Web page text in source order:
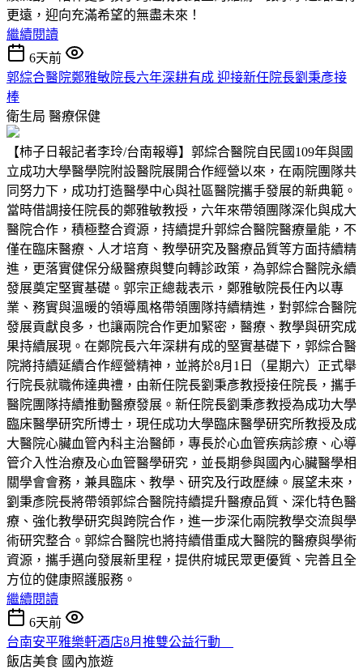
更遠，迎向充滿希望的無盡未來！
繼續閱讀
6天前
郭綜合醫院鄭雅敏院長六年深耕有成 迎接新任院長劉秉彥接
棒
衛生局 醫療保健
【柿子日報記者李玲/台南報導】郭綜合醫院自民國109年與國
立成功大學醫學院附設醫院展開合作經營以來，在兩院團隊共
同努力下，成功打造醫學中心與社區醫院攜手發展的新典範。
當時借調接任院長的鄭雅敏教授，六年來帶領團隊深化與成大
醫院合作，積極整合資源，持續提升郭綜合醫院醫療量能，不
僅在臨床醫療、人才培育、教學研究及醫療品質等方面持續精
進，更落實健保分級醫療與雙向轉診政策，為郭綜合醫院永續
發展奠定堅實基礎。郭宗正總裁表示，鄭雅敏院長任內以專
業、務實與溫暖的領導風格帶領團隊持續精進，對郭綜合醫院
發展貢獻良多，也讓兩院合作更加緊密，醫療、教學與研究成
果持續展現。在鄭院長六年深耕有成的堅實基礎下，郭綜合醫
院將持續延續合作經營精神，並將於8月1日（星期六）正式舉
行院長就職佈達典禮，由新任院長劉秉彥教授接任院長，攜手
醫院團隊持續推動醫療發展。新任院長劉秉彥教授為成功大學
臨床醫學研究所博士，現任成功大學臨床醫學研究所教授及成
大醫院心臟血管內科主治醫師，專長於心血管疾病診療、心導
管介入性治療及心血管醫學研究，並長期參與國內心臟醫學相
關學會會務，兼具臨床、教學、研究及行政歷練。展望未來，
劉秉彥院長將帶領郭綜合醫院持續提升醫療品質、深化特色醫
療、強化教學研究與跨院合作，進一步深化兩院教學交流與學
術研究整合。郭綜合醫院也將持續借重成大醫院的醫療與學術
資源，攜手邁向發展新里程，提供府城民眾更優質、完善且全
方位的健康照護服務。
繼續閱讀
6天前
台南安平雅樂軒酒店8月推雙公益行動
飯店美食 國內旅遊